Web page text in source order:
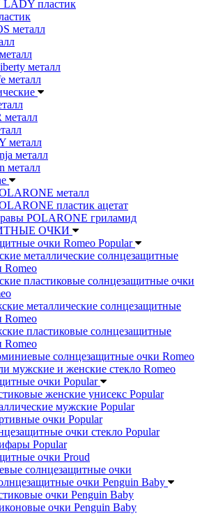
пластик
металл
металл
металл
металл
металл
металл
металл
пластик ацетат
POLARONE гриламид
ОЧКИ
очки Romeo Popular
металлические солнцезащитные
Romeo
пластиковые солнцезащитные очки
металлические солнцезащитные
Romeo
пластиковые солнцезащитные
Romeo
солнцезащитные очки Romeo
мужские и женские стекло Romeo
очки Popular
женские унисекс Popular
мужские Popular
очки Popular
очки стекло Popular
Popular
очки Proud
солнцезащитные очки
очки Penguin Baby
очки Penguin Baby
очки Penguin Baby